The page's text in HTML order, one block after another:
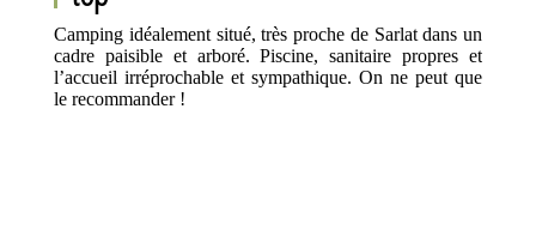
Camping idéalement situé, très proche de Sarlat dans un
cadre paisible et arboré. Piscine, sanitaire propres et
l’accueil irréprochable et sympathique. On ne peut que
le recommander !